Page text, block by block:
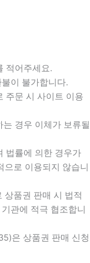
적어주세요.
이 불가합니다.
주문 시 사이트 이용
경우 이체가 보류될
법률에 의한 경우가
으로 이용되지 않습니
상품권 판매 시 법적
관에 적극 협조합니
은 상품권 판매 신청